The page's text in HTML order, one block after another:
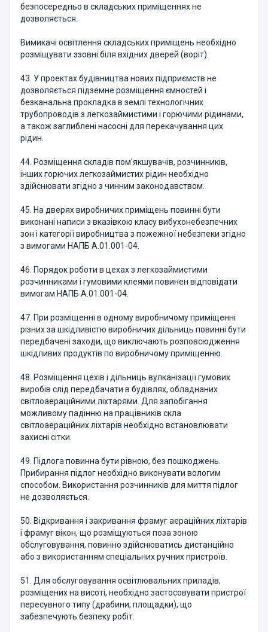
безпосередньо в складських приміщеннях не
дозволяється.
Вимикачі освітлення складських приміщень необхідно
розміщувати ззовні біля вхідних дверей (воріт).
43. У проектах будівництва нових підприємств не
дозволяється підземне розміщення ємностей і
безканальна прокладка в землі технологічних
трубопроводів з легкозаймистими і горючими рідинами,
а також заглиблені насосні для перекачування цих
рідин.
44. Розміщення складів пом'якшувачів, розчинників,
інших горючих легкозаймистих рідин необхідно
здійснювати згідно з чинним законодавством.
45. На дверях виробничих приміщень повинні бути
виконані написи з вказівкою класу вибухонебезпечних
зон і категорії виробництва з пожежної небезпеки згідно
з вимогами НАПБ А.01.001-04.
46. Порядок роботи в цехах з легкозаймистими
розчинниками і гумовими клеями повинен відповідати
вимогам НАПБ А.01.001-04.
47. При розміщенні в одному виробничому приміщенні
різних за шкідливістю виробничих дільниць повинні бути
передбачені заходи, що виключають розповсюдження
шкідливих продуктів по виробничому приміщенню.
48. Розміщення цехів і дільниць вулканізації гумових
виробів слід передбачати в будівлях, обладнаних
світлоаераційними ліхтарями. Для запобігання
можливому падінню на працівників скла
світлоаераційних ліхтарів необхідно встановлювати
захисні сітки.
49. Підлога повинна бути рівною, без пошкоджень.
Прибирання підлог необхідно виконувати вологим
способом. Використання розчинників для миття підлог
не дозволяється.
50. Відкривання і закривання фрамуг аераційних ліхтарів
і фрамуг вікон, що розміщуються поза зоною
обслуговування, повинно здійснюватись дистанційно
або з використанням спеціальних ручних пристроїв.
51. Для обслуговування освітлювальних приладів,
розміщених на висоті, необхідно застосовувати пристрої
пересувного типу (драбини, площадки), що
забезпечують безпеку робіт.